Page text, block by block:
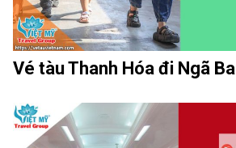
Vé tàu Thanh Hóa đi Ngã Ba